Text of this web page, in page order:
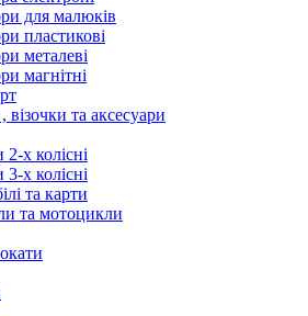
для малюків
пластикові
металеві
магнітні
візочки та аксесуари
х колісні
х колісні
та карти
та мотоцикли